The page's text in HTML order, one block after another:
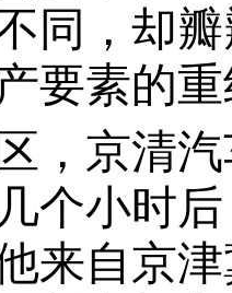
同，却
要素的
，京清
个小时
来自京